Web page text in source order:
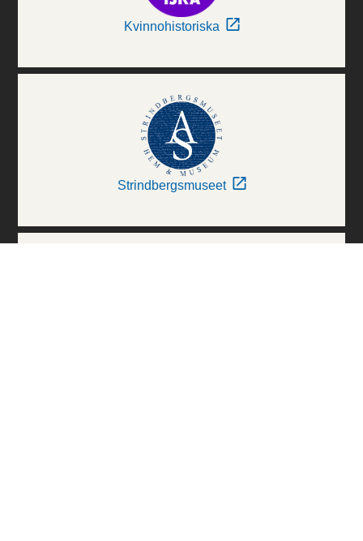
Kvinnohistoriska
Strindbergsmuseet